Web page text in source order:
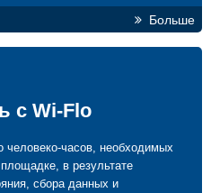
Больше
с Wi-Flo
человеко-часов, необходимых
в результате
сбора данных и